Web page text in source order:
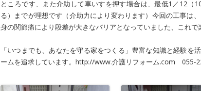
ところです、また介助して車いすを押す場合は、最低1／12（
る）までが理想です（介助力により変わります）今回の工事は
身の関節痛により段差が大きなバリアとなっていました、これで
「いつまでも、あなたを守る家をつくる」豊富な知識と経験を
ームを追求しています。http://www.介護リフォーム.com 055-